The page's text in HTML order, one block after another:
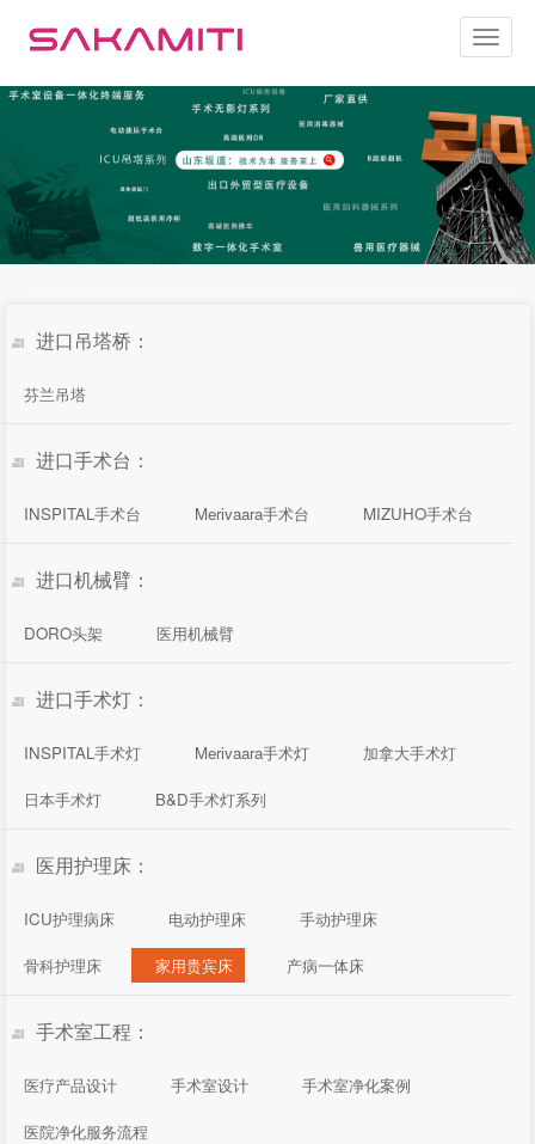
Toggle
进口吊塔桥：
芬兰吊塔
进口手术台：
INSPITAL手术台 Merivaara手术台 MIZUHO手术台
进口机械臂：
DORO头架 医用机械臂
进口手术灯：
INSPITAL手术灯 Merivaara手术灯 加拿大手术灯
日本手术灯 B&D手术灯系列
医用护理床：
ICU护理病床 电动护理床 手动护理床
骨科护理床 家用贵宾床 产病一体床
手术室工程：
医疗产品设计 手术室设计 手术室净化案例
医院净化服务流程